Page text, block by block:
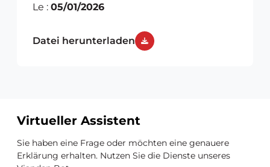
Le : 05/01/2026
Datei herunterladen
Zusätzliche
Ressourcen
Virtueller Assistent
Sie haben eine Frage oder möchten eine genauere
Erklärung erhalten. Nutzen Sie die Dienste unseres